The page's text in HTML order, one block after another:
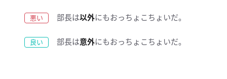
部長は以外にもおっちょこちょいだ。
部長は意外にもおっちょこちょいだ。